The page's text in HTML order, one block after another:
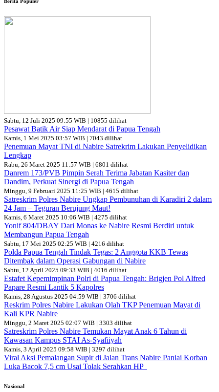
Sabtu, 12 Juli 2025 09:55 WIB | 10855 dilihat
Pesawat Batik Air Siap Mendarat di Papua Tengah
Kamis, 1 Mei 2025 03:57 WIB | 7043 dilihat
Penemuan Mayat TNI di Nabire Satrekrim Lakukan Penyelidikan
Lengkap
Rabu, 26 Maret 2025 11:57 WIB | 6801 dilihat
Danrem 173/PVB Pimpin Serah Terima Jabatan Kasiter dan
Dandim, Perkuat Sinergi di Papua Tengah
Minggu, 9 Februari 2025 11:25 WIB | 4615 dilihat
Satreskrim Polres Nabire Ungkap Pembunuhan di Karadiri 2 dalam
24 Jam – Teguran Berujung Maut!
Kamis, 6 Maret 2025 10:06 WIB | 4275 dilihat
Yonif 804/DBAY Dari Monas ke Nabire Resmi Berdiri untuk
Membangun Papua Tengah
Sabtu, 17 Mei 2025 02:25 WIB | 4216 dilihat
Polda Papua Tengah Tindak Tegas: 2 Anggota KKB Tewas
Ditembak dalam Operasi Gabungan di Nabire
Sabtu, 12 April 2025 09:33 WIB | 4016 dilihat
Estafet Kepemimpinan Polri di Papua Tengah: Brigjen Pol Alfred
Papare Resmi Lantik 5 Kapolres
Kamis, 28 Agustus 2025 04:59 WIB | 3706 dilihat
Reskrim Polres Nabire Lakukan Olah TKP Penemuan Mayat di
Kali KPR Nabire
Minggu, 2 Maret 2025 02:07 WIB | 3303 dilihat
Satreskrim Polres Nabire Temukan Mayat Anak 6 Tahun di
Kawasan Kampus STAI As-Syafiiyah
Kamis, 3 April 2025 09:58 WIB | 3297 dilihat
Viral Aksi Pemalangan Supir di Jalan Trans Nabire Paniai Korban
Luka Bacok 7,5 cm Usai Tolak Serahkan HP
Nasional